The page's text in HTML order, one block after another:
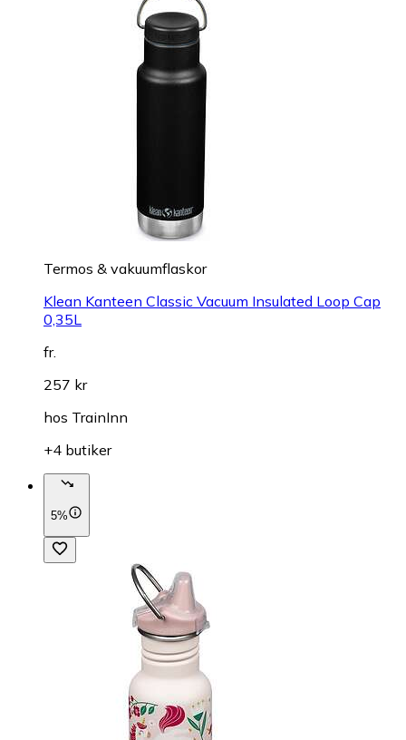
Termos & vakuumflaskor
Klean Kanteen Classic Vacuum Insulated Loop Cap
0,35L
fr.
257 kr
hos TrainInn
+4 butiker
5%